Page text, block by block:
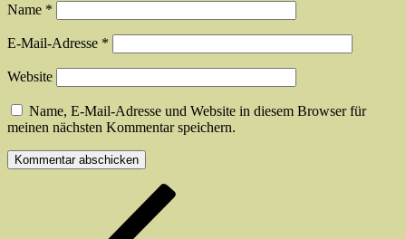
Name *
E-Mail-Adresse *
Website
Name, E-Mail-Adresse und Website in diesem Browser für
meinen nächsten Kommentar speichern.
Beitragsnavigation